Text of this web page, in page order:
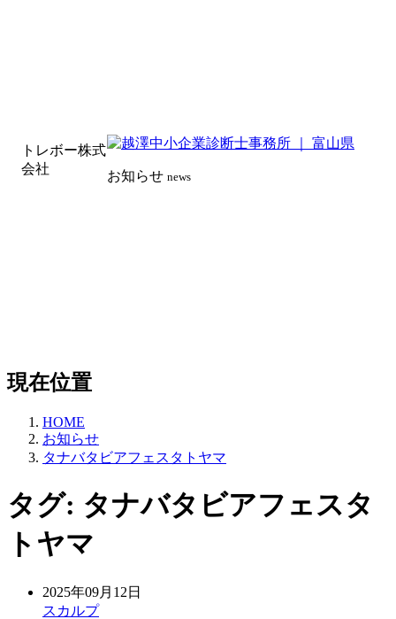
トレボー株式
会社
お知らせ news
現在位置
HOME
お知らせ
タナバタビアフェスタトヤマ
タグ: タナバタビアフェスタ
トヤマ
2025年09月12日
スカルプ